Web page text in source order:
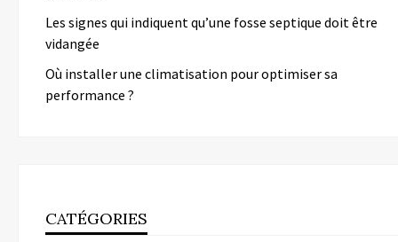
Les signes qui indiquent qu’une fosse septique doit être
vidangée
Où installer une climatisation pour optimiser sa
performance ?
CATÉGORIES